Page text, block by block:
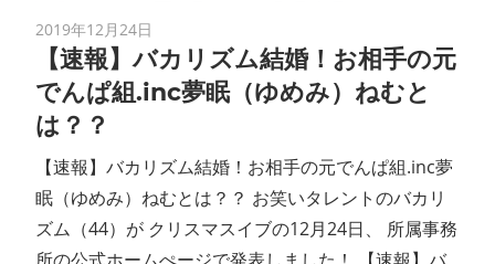
2019年12月24日
【速報】バカリズム結婚！お相手の元
でんぱ組.inc夢眠（ゆめみ）ねむと
は？？
【速報】バカリズム結婚！お相手の元でんぱ組.inc夢
眠（ゆめみ）ねむとは？？ お笑いタレントのバカリ
ズム（44）が クリスマスイブの12月24日、 所属事務